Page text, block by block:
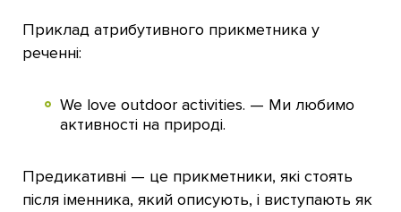
Приклад атрибутивного прикметника у
реченні:
We love outdoor activities. — Ми любимо
активності на природі.
Предикативні — це прикметники, які стоять
після іменника, який описують, і виступають як